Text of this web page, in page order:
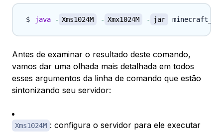
java - Xms1024M - Xmx1024M - jar
Antes de examinar o resultado deste comando,
vamos dar uma olhada mais detalhada em todos
esses argumentos da linha de comando que estão
sintonizando seu servidor:
Xms1024M : configura o servidor para ele executar